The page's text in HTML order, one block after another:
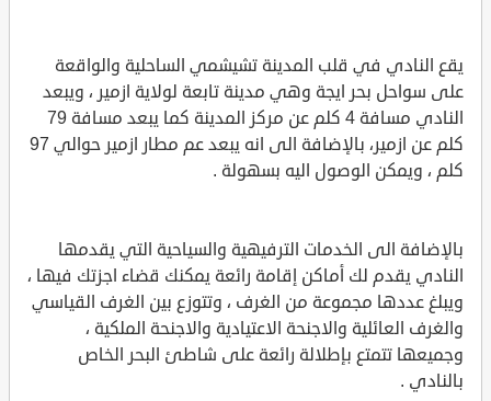
يقع النادي في قلب المدينة تشيشمي الساحلية والواقعة
على سواحل بحر ايجة وهي مدينة تابعة لولاية ازمير ، ويبعد
النادي مسافة 4 كلم عن مركز المدينة كما يبعد مسافة 79
كلم عن ازمير، بالإضافة الى انه يبعد عم مطار ازمير حوالي 97
كلم ، ويمكن الوصول اليه بسهولة .
بالإضافة الى الخدمات الترفيهية والسياحية التي يقدمها
النادي يقدم لك أماكن إقامة رائعة يمكنك قضاء اجزتك فيها ،
ويبلغ عددها مجموعة من الغرف ، وتتوزع بين الغرف القياسي
والغرف العائلية والاجنحة الاعتيادية والاجنحة الملكية ،
وجميعها تتمتع بإطلالة رائعة على شاطئ البحر الخاص
بالنادي .